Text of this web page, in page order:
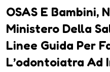
OSAS E Bambini,
Ministero Della
Linee Guida Per
L’odontoiatra Ad